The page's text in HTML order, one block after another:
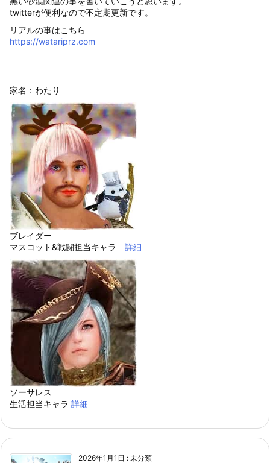
twitterが便利なので不定期更新です。
リアルの事はこちら
https://watariprz.com
家名：わたり
ブレイダー
マスコット&戦闘担当キャラ 詳細
ソーサレス
生活担当キャラ 詳細
2026年1月1日 : 未分類